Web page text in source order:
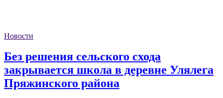
Новости
Без решения сельского схода
закрывается школа в деревне Улялега
Пряжинского района